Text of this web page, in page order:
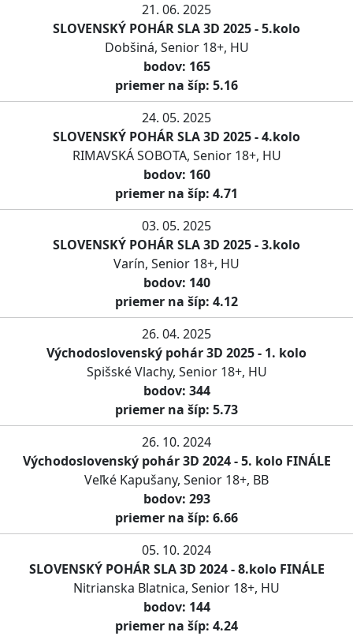
21. 06. 2025
SLOVENSKÝ POHÁR SLA 3D 2025 - 5.kolo
Dobšiná, Senior 18+, HU
bodov: 165
priemer na šíp: 5.16
24. 05. 2025
SLOVENSKÝ POHÁR SLA 3D 2025 - 4.kolo
RIMAVSKÁ SOBOTA, Senior 18+, HU
bodov: 160
priemer na šíp: 4.71
03. 05. 2025
SLOVENSKÝ POHÁR SLA 3D 2025 - 3.kolo
Varín, Senior 18+, HU
bodov: 140
priemer na šíp: 4.12
26. 04. 2025
Východoslovenský pohár 3D 2025 - 1. kolo
Spišské Vlachy, Senior 18+, HU
bodov: 344
priemer na šíp: 5.73
26. 10. 2024
Východoslovenský pohár 3D 2024 - 5. kolo FINÁLE
Veľké Kapušany, Senior 18+, BB
bodov: 293
priemer na šíp: 6.66
05. 10. 2024
SLOVENSKÝ POHÁR SLA 3D 2024 - 8.kolo FINÁLE
Nitrianska Blatnica, Senior 18+, HU
bodov: 144
priemer na šíp: 4.24